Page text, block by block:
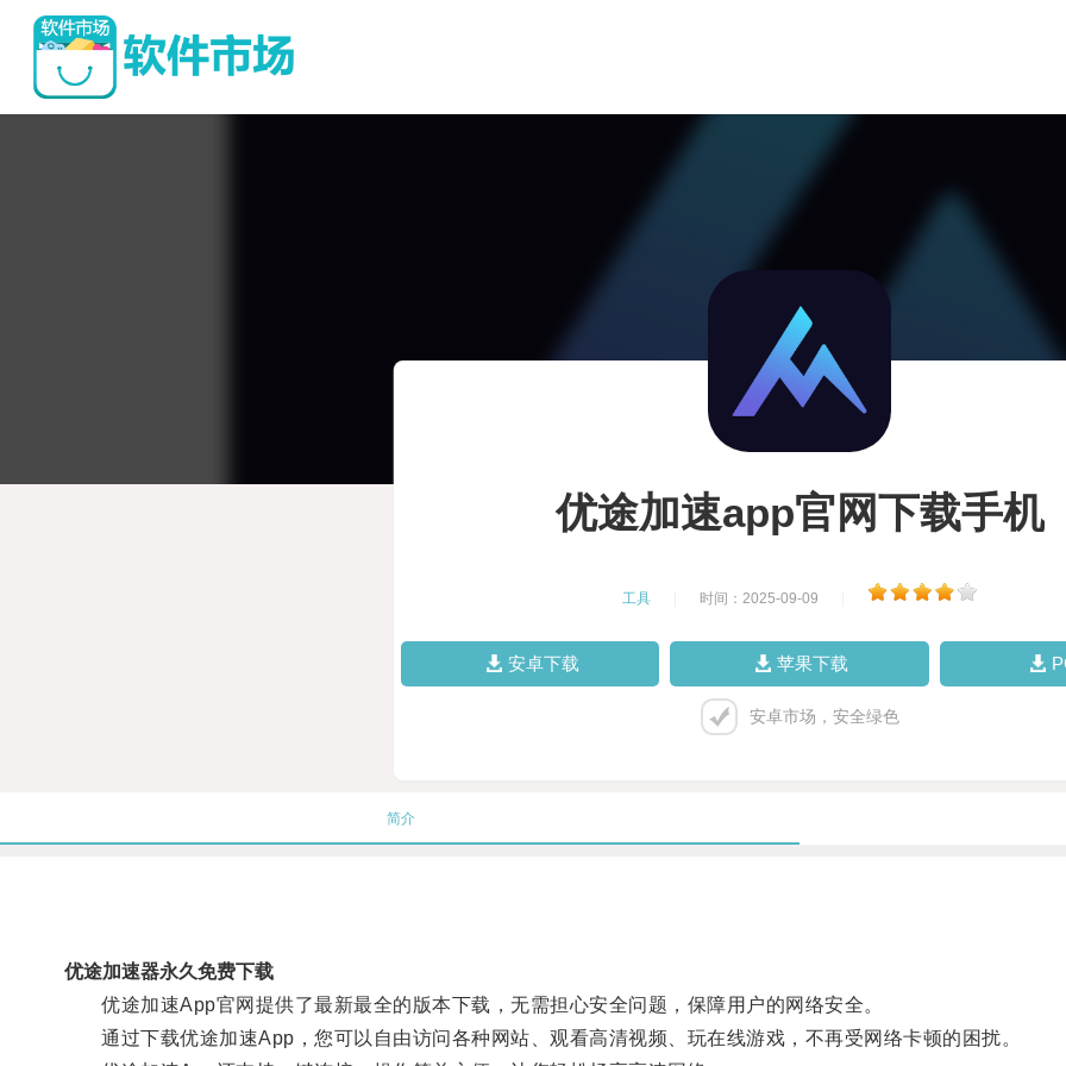
优途加速app官网下载手机
工具 时间：2025-09-09
安卓下载 苹果下载
安卓市场，安全绿色
简介
优途加速器永久免费下载
优途加速App官网提供了最新最全的版本下载，无需担心安全问题，保障用户的网络安全。
通过下载优途加速App，您可以自由访问各种网站、观看高清视频、玩在线游戏，不再受网络卡顿的困扰。